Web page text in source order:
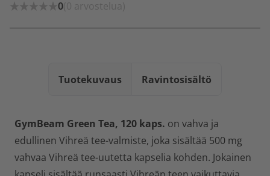
0(0 arvostelua)
Tuotekuvaus Ravintosisältö
GymBeam Green Tea, 120 kaps. on vahva ja
edullinen Vihreä tee-valmiste, joka sisältää 500 mg
vahvaa Vihreä tee-uutetta kapselia kohden. Jokainen